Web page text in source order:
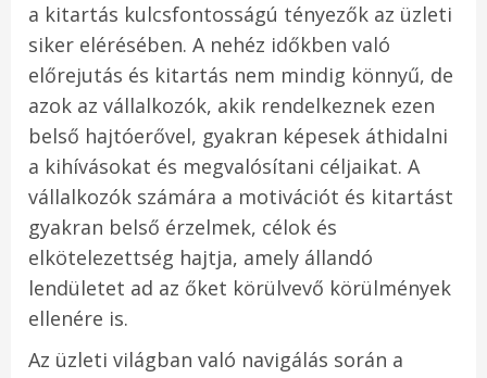
a kitartás kulcsfontosságú tényezők az üzleti
siker elérésében. A nehéz időkben való
előrejutás és kitartás nem mindig könnyű, de
azok az vállalkozók, akik rendelkeznek ezen
belső hajtóerővel, gyakran képesek áthidalni
a kihívásokat és megvalósítani céljaikat. A
vállalkozók számára a motivációt és kitartást
gyakran belső érzelmek, célok és
elkötelezettség hajtja, amely állandó
lendületet ad az őket körülvevő körülmények
ellenére is.
Az üzleti világban való navigálás során a